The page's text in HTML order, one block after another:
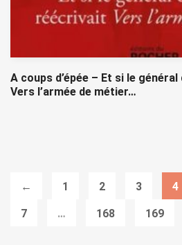
A coups d’épée – Et si le
Vers l’armée de métier…
← 1 2 3 4
7 … 168 169